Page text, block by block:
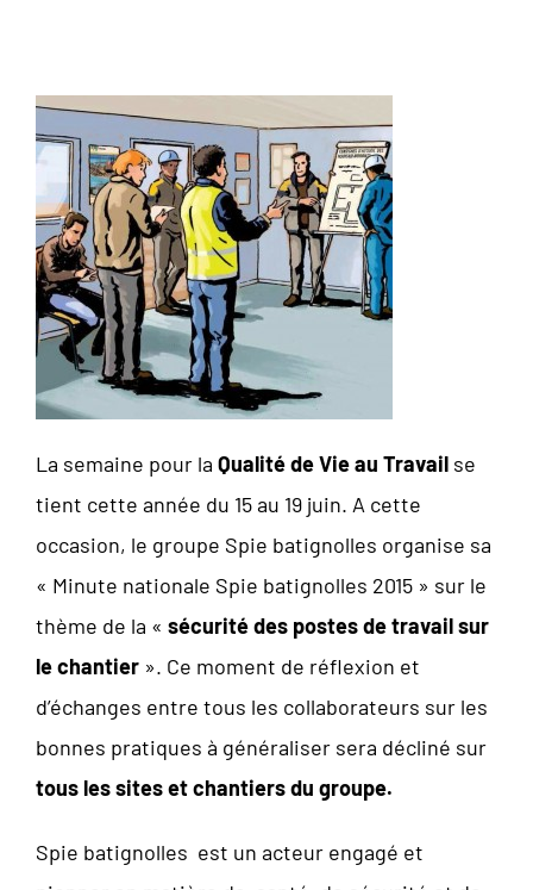
La semaine pour la Qualité de Vie au Travail se
tient cette année du 15 au 19 juin. A cette
occasion, le groupe Spie batignolles organise sa
« Minute nationale Spie batignolles 2015 » sur le
thème de la « sécurité des postes de travail sur
le chantier ». Ce moment de réflexion et
d’échanges entre tous les collaborateurs sur les
bonnes pratiques à généraliser sera décliné sur
tous les sites et chantiers du groupe.
Spie batignolles est un acteur engagé et